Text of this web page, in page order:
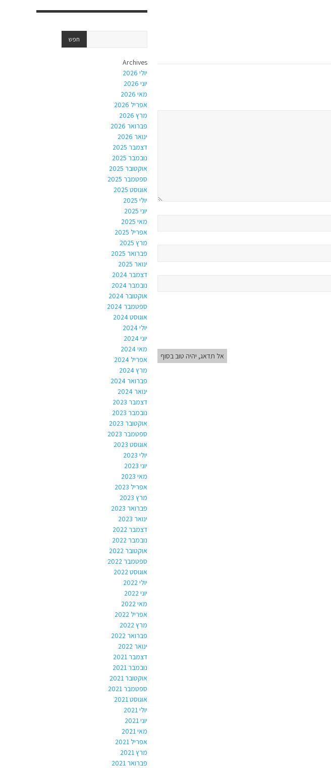
אל תדאג, יהיה טוב בסוף
Archives
יולי 2026
יוני 2026
מאי 2026
אפריל 2026
מרץ 2026
פברואר 2026
ינואר 2026
דצמבר 2025
נובמבר 2025
אוקטובר 2025
ספטמבר 2025
אוגוסט 2025
יולי 2025
יוני 2025
מאי 2025
אפריל 2025
מרץ 2025
פברואר 2025
ינואר 2025
דצמבר 2024
נובמבר 2024
אוקטובר 2024
ספטמבר 2024
אוגוסט 2024
יולי 2024
יוני 2024
מאי 2024
אפריל 2024
מרץ 2024
פברואר 2024
ינואר 2024
דצמבר 2023
נובמבר 2023
אוקטובר 2023
ספטמבר 2023
אוגוסט 2023
יולי 2023
יוני 2023
מאי 2023
אפריל 2023
מרץ 2023
פברואר 2023
ינואר 2023
דצמבר 2022
נובמבר 2022
אוקטובר 2022
ספטמבר 2022
אוגוסט 2022
יולי 2022
יוני 2022
מאי 2022
אפריל 2022
מרץ 2022
פברואר 2022
ינואר 2022
דצמבר 2021
נובמבר 2021
אוקטובר 2021
ספטמבר 2021
אוגוסט 2021
יולי 2021
יוני 2021
מאי 2021
אפריל 2021
מרץ 2021
פברואר 2021